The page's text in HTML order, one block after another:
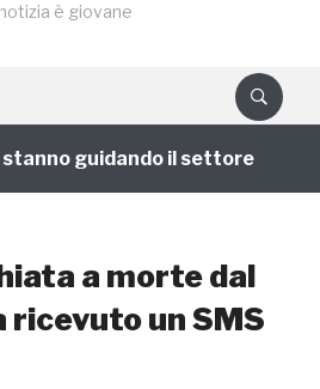
è giovane
guidando il settore
a morte dal
ricevuto un SMS